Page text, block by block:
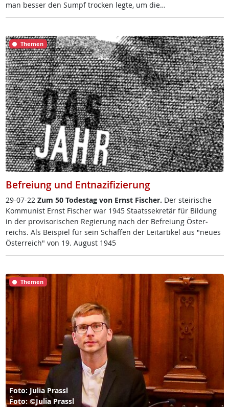
man bes­ser den Sumpf tro­cken leg­te, um die…
Themen
Befreiung und Entnazifizierung
29-07-22 Zum 50 To­des­tag von Ernst Fi­scher. Der stei­ri­sche
Kom­mu­nist Ernst Fi­scher war 1945 Staats­se­k­re­tär für Bil­dung
in der pro­vi­so­ri­schen Re­gie­rung nach der Be­f­rei­ung Ös­t­er­
reichs. Als Bei­spiel für sein Schaf­fen der Lei­t­ar­ti­kel aus "neu­es
Ös­t­er­reich" von 19. Au­gust 1945
Themen
Foto: Julia Prassl
Foto: ©Julia Prassl